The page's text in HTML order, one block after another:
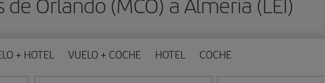
+ HOTEL VUELO + COCHE HOTEL COCHE